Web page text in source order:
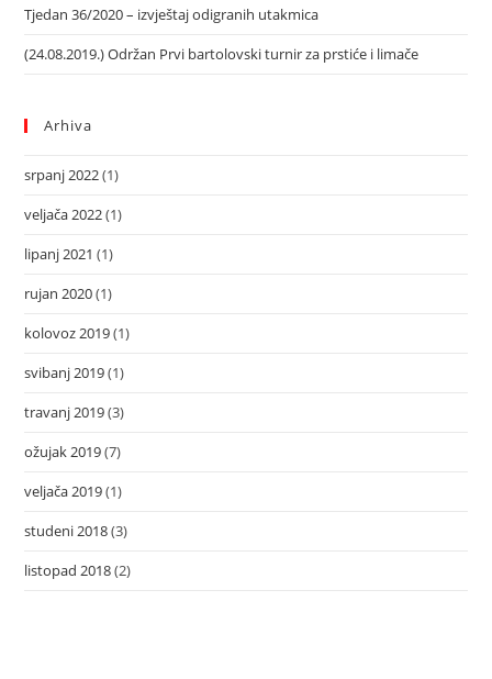
Tjedan 36/2020 – izvještaj odigranih utakmica
(24.08.2019.) Održan Prvi bartolovski turnir za prstiće i limače
Arhiva
srpanj 2022(1)
veljača 2022(1)
lipanj 2021 (1)
rujan 2020(1)
kolovoz 2019(1)
svibanj 2019(1)
travanj 2019(3)
ožujak 2019(7)
veljača 2019(1)
studeni 2018(3)
listopad 2018(2)